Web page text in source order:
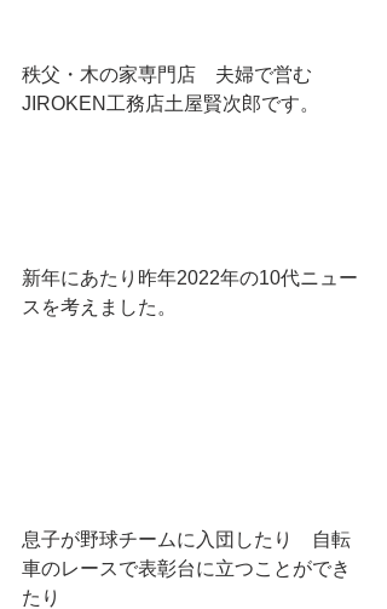
秩父・木の家専門店　夫婦で営む
JIROKEN工務店土屋賢次郎です。
新年にあたり昨年2022年の10代ニュー
スを考えました。
息子が野球チームに入団したり　自転
車のレースで表彰台に立つことができ
たり